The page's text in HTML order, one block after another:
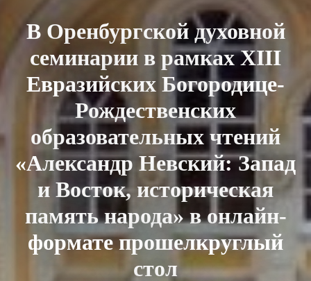
В Оренбургской духовной
семинарии в рамках ХIII
Евразийских Богородице-
Рождественских
образовательных чтений
«Александр Невский: Запад
и Восток, историческая
память народа» в онлайн-
формате прошелкруглый
стол